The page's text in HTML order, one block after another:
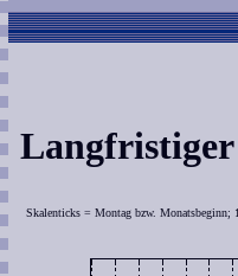
Skalenticks = Montag bzw. Monatsbeginn;